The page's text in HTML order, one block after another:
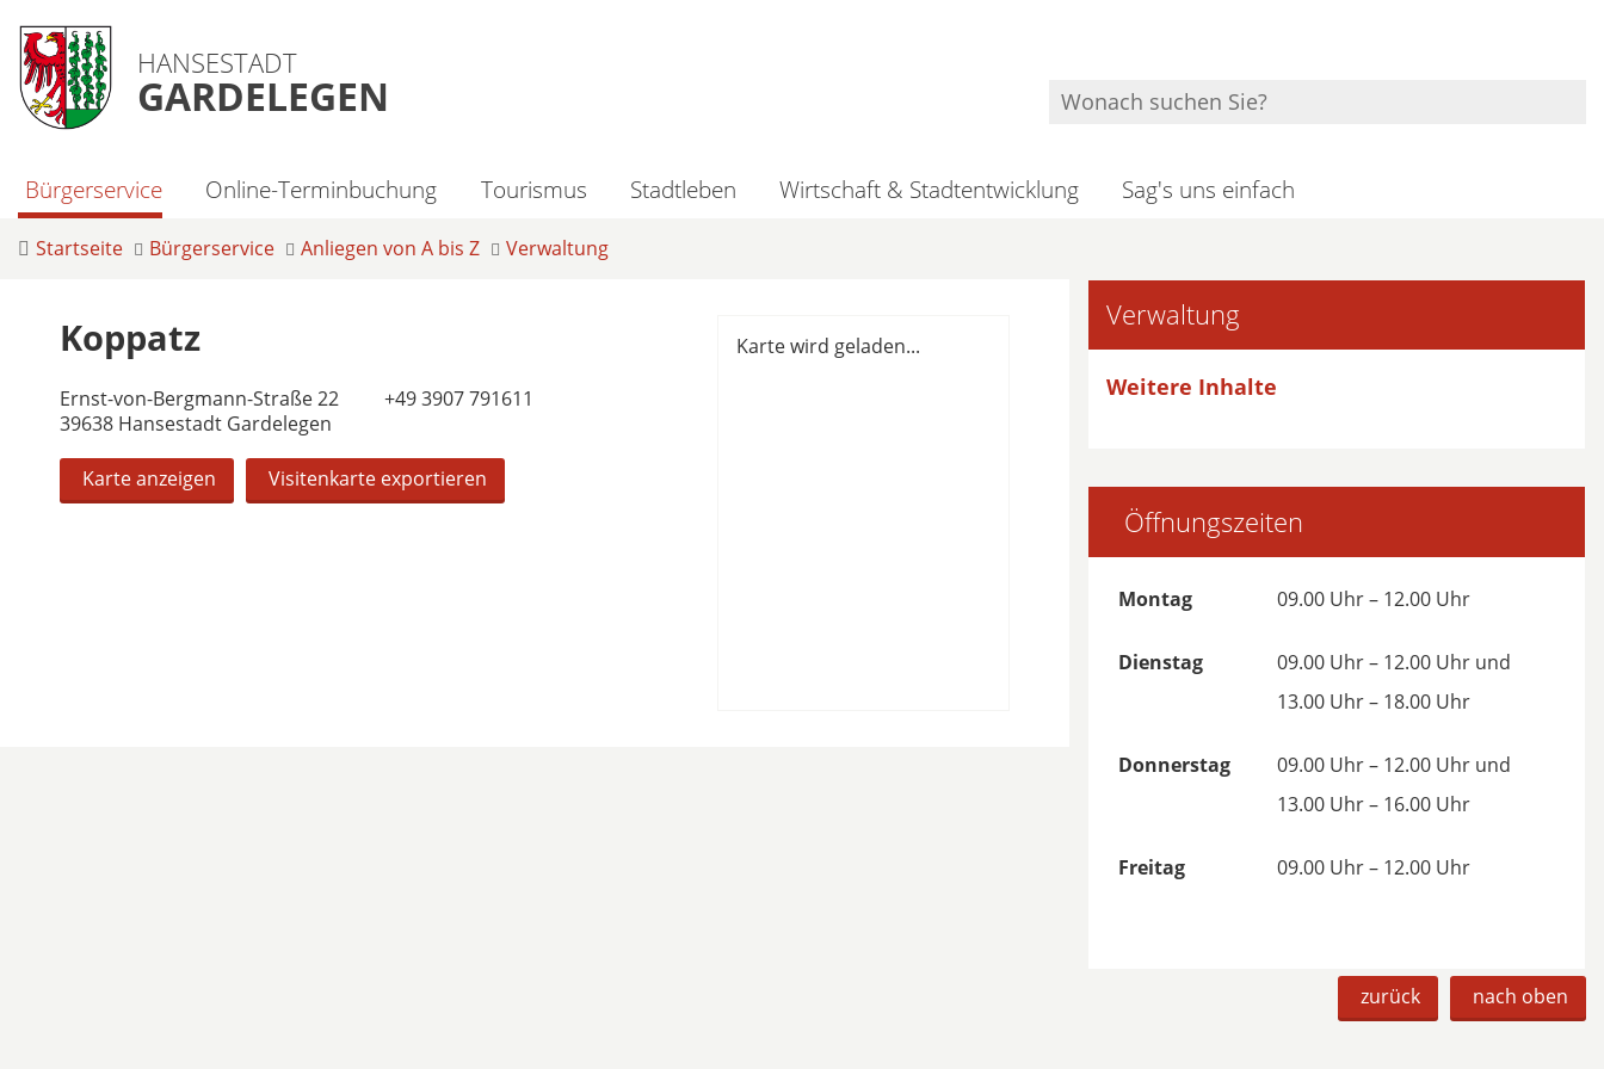
HANSESTADT
GARDELEGEN
Bürgerservice Online-Terminbuchung Tourismus Stadtleben Wirtschaft & Stadtentwicklung Sag's uns einfach
Startseite Bürgerservice Anliegen von A bis Z Verwaltung
Koppatz
Ernst-von-Bergmann-Straße 22
39638 Hansestadt Gardelegen
+49 3907 791611
Karte anzeigen Visitenkarte exportieren
Karte wird geladen...
Verwaltung
Weitere Inhalte
Öffnungszeiten
Montag 09.00 Uhr – 12.00 Uhr
Dienstag
09.00 Uhr – 12.00 Uhr und
13.00 Uhr – 18.00 Uhr
Donnerstag
09.00 Uhr – 12.00 Uhr und
13.00 Uhr – 16.00 Uhr
Freitag 09.00 Uhr – 12.00 Uhr
zurück nach oben